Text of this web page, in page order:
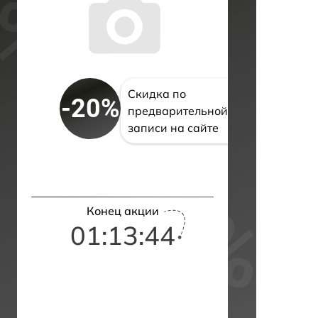
-20%
Скидка по
предварительной
записи на сайте
Конец акции
01:13:42